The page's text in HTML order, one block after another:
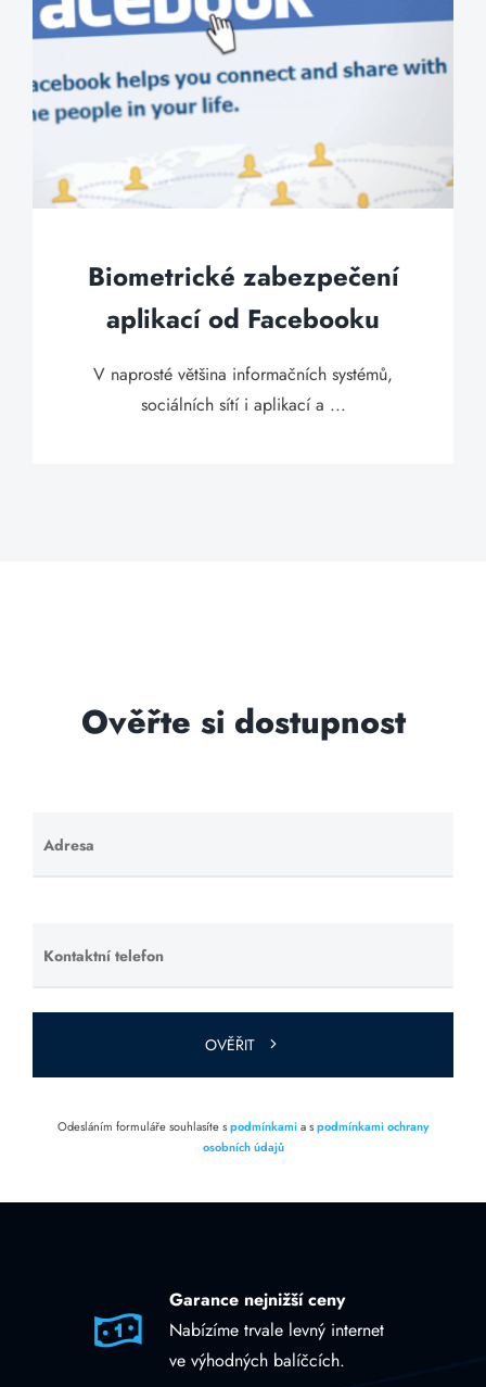
Biometrické zabezpečení
aplikací od Facebooku
V naprosté většina informačních systémů,
sociálních sítí i aplikací a ...
Ověřte si dostupnost
Adresa
Ponechte
toto pole
Kontaktní telefon
Ponechte
toto pole
prázdné.
OVĚŘIT
Odesláním formuláře souhlasíte spodmínkamia spodmínkami ochrany
osobních údajů
Garance nejnižší ceny
Nabízíme trvale levný internet
ve výhodných balíčcích.